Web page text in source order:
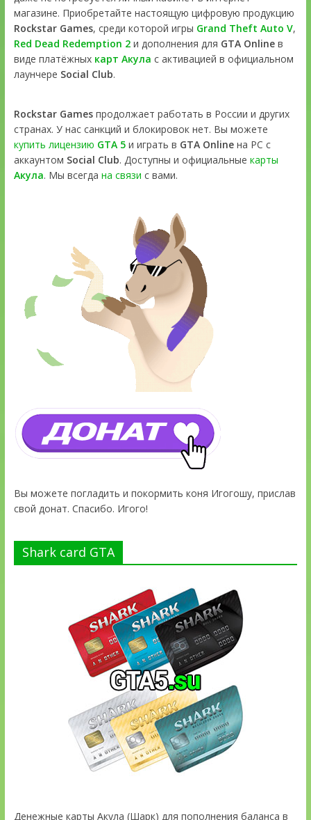
магазине. Приобретайте настоящую цифровую продукцию
Rockstar Games, среди которой игры Grand Theft Auto V,
Red Dead Redemption 2и дополнения для GTA Onlineв
виде платёжных карт Акула с активацией в официальном
лаунчере Social Club.
Rockstar Gamesпродолжает работать в России и других
странах. У нас санкций и блокировок нет. Вы можете
купить лицензию GTA 5и играть в GTA Onlineна PC с
аккаунтом Social Club. Доступны и официальные карты
Акула. Мы всегда на связи с вами.
Вы можете погладить и покормить коня Игогошу, прислав
свой донат. Спасибо. Игого!
Shark card GTA
Денежные карты Акула (Шарк) для пополнения баланса в